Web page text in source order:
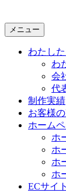
メニュー
わたし
わ
会
代
制作実績
お客様
ホーム
ホ
ホ
ホ
ホ
ECサイ